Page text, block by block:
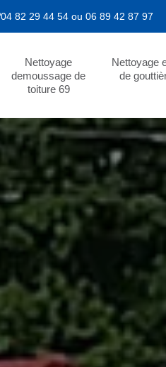
04 82 29 44 54 ou 06 89 42 87 97
Nettoyage
demoussage de
toiture 69
Nettoyage
de